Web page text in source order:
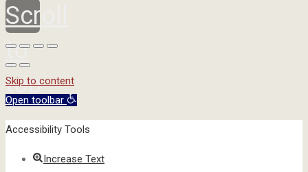
Scroll
to
top
Skip to content
Open toolbar
Accessibility Tools
Increase Text